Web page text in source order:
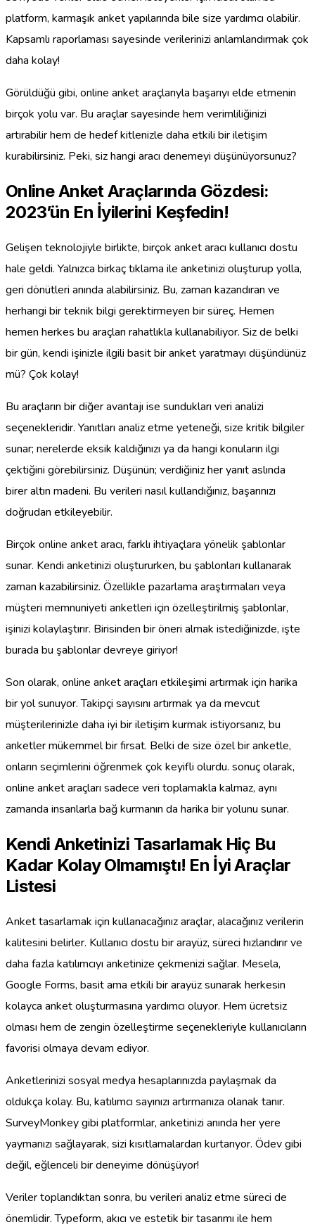
platform, karmaşık anket yapılarında bile size yardımcı olabilir.
Kapsamlı raporlaması sayesinde verilerinizi anlamlandırmak çok
daha kolay!
Görüldüğü gibi, online anket araçlarıyla başarıyı elde etmenin
birçok yolu var. Bu araçlar sayesinde hem verimliliğinizi
artırabilir hem de hedef kitlenizle daha etkili bir iletişim
kurabilirsiniz. Peki, siz hangi aracı denemeyi düşünüyorsunuz?
Online Anket Araçlarında Gözdesi:
2023’ün En İyilerini Keşfedin!
Gelişen teknolojiyle birlikte, birçok anket aracı kullanıcı dostu
hale geldi. Yalnızca birkaç tıklama ile anketinizi oluşturup yolla,
geri dönütleri anında alabilirsiniz. Bu, zaman kazandıran ve
herhangi bir teknik bilgi gerektirmeyen bir süreç. Hemen
hemen herkes bu araçları rahatlıkla kullanabiliyor. Siz de belki
bir gün, kendi işinizle ilgili basit bir anket yaratmayı düşündünüz
mü? Çok kolay!
Bu araçların bir diğer avantajı ise sundukları veri analizi
seçenekleridir. Yanıtları analiz etme yeteneği, size kritik bilgiler
sunar; nerelerde eksik kaldığınızı ya da hangi konuların ilgi
çektiğini görebilirsiniz. Düşünün; verdiğiniz her yanıt aslında
birer altın madeni. Bu verileri nasıl kullandığınız, başarınızı
doğrudan etkileyebilir.
Birçok online anket aracı, farklı ihtiyaçlara yönelik şablonlar
sunar. Kendi anketinizi oluştururken, bu şablonları kullanarak
zaman kazabilirsiniz. Özellikle pazarlama araştırmaları veya
müşteri memnuniyeti anketleri için özelleştirilmiş şablonlar,
işinizi kolaylaştırır. Birisinden bir öneri almak istediğinizde, işte
burada bu şablonlar devreye giriyor!
Son olarak, online anket araçları etkileşimi artırmak için harika
bir yol sunuyor. Takipçi sayısını artırmak ya da mevcut
müşterilerinizle daha iyi bir iletişim kurmak istiyorsanız, bu
anketler mükemmel bir fırsat. Belki de size özel bir anketle,
onların seçimlerini öğrenmek çok keyifli olurdu. sonuç olarak,
online anket araçları sadece veri toplamakla kalmaz, aynı
zamanda insanlarla bağ kurmanın da harika bir yolunu sunar.
Kendi Anketinizi Tasarlamak Hiç Bu
Kadar Kolay Olmamıştı! En İyi Araçlar
Listesi
Anket tasarlamak için kullanacağınız araçlar, alacağınız verilerin
kalitesini belirler. Kullanıcı dostu bir arayüz, süreci hızlandırır ve
daha fazla katılımcıyı anketinize çekmenizi sağlar. Mesela,
Google Forms, basit ama etkili bir arayüz sunarak herkesin
kolayca anket oluşturmasına yardımcı oluyor. Hem ücretsiz
olması hem de zengin özelleştirme seçenekleriyle kullanıcıların
favorisi olmaya devam ediyor.
Anketlerinizi sosyal medya hesaplarınızda paylaşmak da
oldukça kolay. Bu, katılımcı sayınızı artırmanıza olanak tanır.
SurveyMonkey gibi platformlar, anketinizi anında her yere
yaymanızı sağlayarak, sizi kısıtlamalardan kurtarıyor. Ödev gibi
değil, eğlenceli bir deneyime dönüşüyor!
Veriler toplandıktan sonra, bu verileri analiz etme süreci de
önemlidir. Typeform, akıcı ve estetik bir tasarımı ile hem